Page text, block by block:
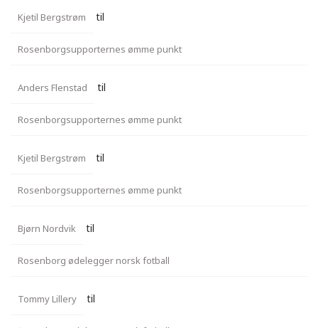
Kjetil Bergstrøm til
Rosenborgsupporternes ømme punkt
Anders Flenstad til
Rosenborgsupporternes ømme punkt
Kjetil Bergstrøm til
Rosenborgsupporternes ømme punkt
Bjørn Nordvik til
Rosenborg ødelegger norsk fotball
Tommy Lillery til